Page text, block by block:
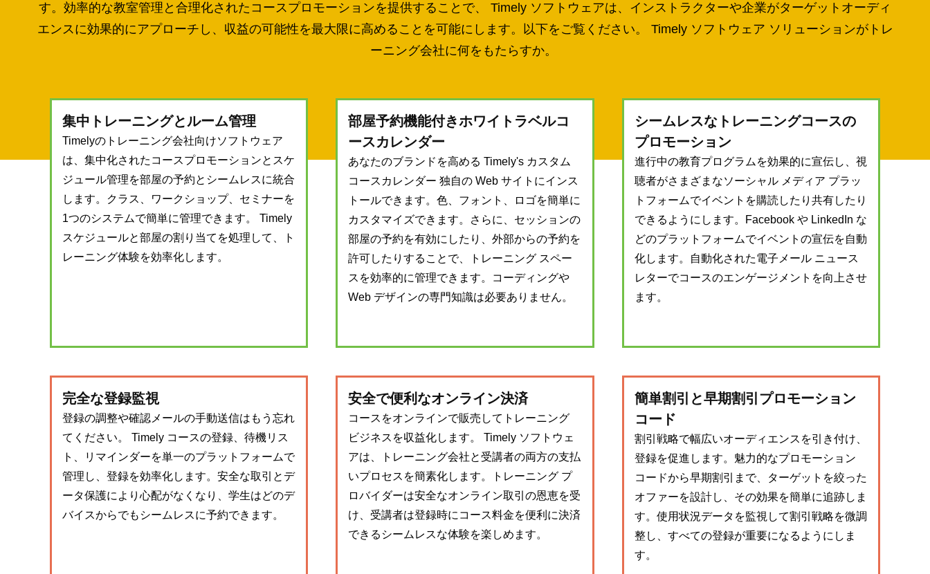
す。効率的な教室管理と合理化されたコースプロモーションを提供することで、 Timely ソフトウェアは、インストラクターや企業がターゲットオーディ
エンスに効果的にアプローチし、収益の可能性を最大限に高めることを可能にします。以下をご覧ください。 Timely ソフトウェア ソリューションがトレ
ーニング会社に何をもたらすか。
集中トレーニングとルーム管理
Timelyのトレーニング会社向けソフトウェア
は、集中化されたコースプロモーションとスケ
ジュール管理を部屋の予約とシームレスに統合
します。クラス、ワークショップ、セミナーを
1つのシステムで簡単に管理できます。 Timely
スケジュールと部屋の割り当てを処理して、ト
レーニング体験を効率化します。
部屋予約機能付きホワイトラベルコ
ースカレンダー
あなたのブランドを高める Timely's カスタム
コースカレンダー 独自の Web サイトにインス
トールできます。色、フォント、ロゴを簡単に
カスタマイズできます。さらに、セッションの
部屋の予約を有効にしたり、外部からの予約を
許可したりすることで、トレーニング スペー
スを効率的に管理できます。コーディングや
Web デザインの専門知識は必要ありません。
シームレスなトレーニングコースの
プロモーション
進行中の教育プログラムを効果的に宣伝し、視
聴者がさまざまなソーシャル メディア プラッ
トフォームでイベントを購読したり共有したり
できるようにします。Facebook や LinkedIn な
どのプラットフォームでイベントの宣伝を自動
化します。自動化された電子メール ニュース
レターでコースのエンゲージメントを向上させ
ます。
完全な登録監視
登録の調整や確認メールの手動送信はもう忘れ
てください。 Timely コースの登録、待機リス
ト、リマインダーを単一のプラットフォームで
管理し、登録を効率化します。安全な取引とデ
ータ保護により心配がなくなり、学生はどのデ
バイスからでもシームレスに予約できます。
安全で便利なオンライン決済
コースをオンラインで販売してトレーニング
ビジネスを収益化します。 Timely ソフトウェ
アは、トレーニング会社と受講者の両方の支払
いプロセスを簡素化します。トレーニング プ
ロバイダーは安全なオンライン取引の恩恵を受
け、受講者は登録時にコース料金を便利に決済
できるシームレスな体験を楽しめます。
簡単割引と早期割引プロモーション
コード
割引戦略で幅広いオーディエンスを引き付け、
登録を促進します。魅力的なプロモーション
コードから早期割引まで、ターゲットを絞った
オファーを設計し、その効果を簡単に追跡しま
す。使用状況データを監視して割引戦略を微調
整し、すべての登録が重要になるようにしま
す。